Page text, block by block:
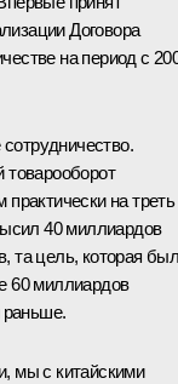
Договора
на период с
товарооборот
на треть
40 миллиардов
та цель, которая
60 миллиардов
раньше.
мы с китайскими